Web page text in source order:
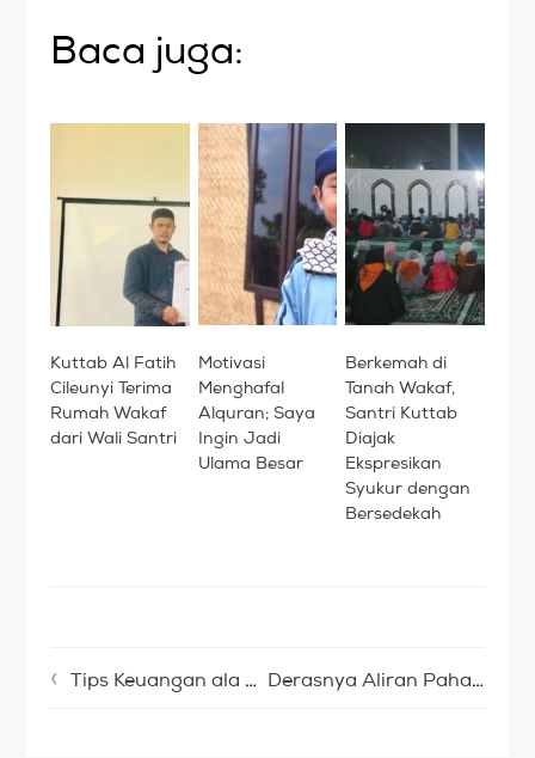
Baca juga:
Kuttab Al Fatih
Cileunyi Terima
Rumah Wakaf
dari Wali Santri
Motivasi
Menghafal
Alquran; Saya
Ingin Jadi
Ulama Besar
Berkemah di
Tanah Wakaf,
Santri Kuttab
Diajak
Ekspresikan
Syukur dengan
Bersedekah
Tips Keuangan ala Sahabat Rasulullah Derasnya Aliran Pahala Sumur Wakaf Utsman bin Affan